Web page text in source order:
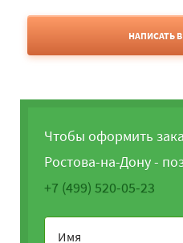
НАПИСАТЬ В
Чтобы оформить
Ростова-на-Дону -
+7 (499) 520-05-23